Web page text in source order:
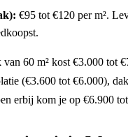
€95 tot €120 per m².
van 60 m² kost €3.000 tot
(€3.600 tot €6.000),
erbij kom je op €6.900